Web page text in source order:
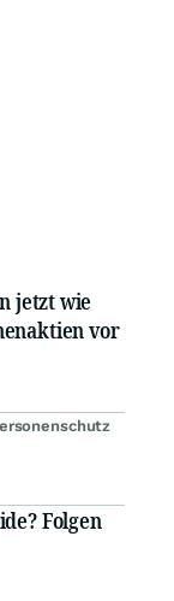
jetzt wie
vor
Folgen